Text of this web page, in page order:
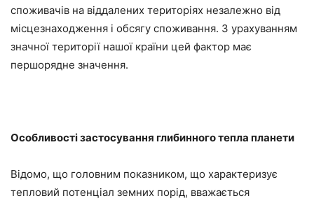
споживачів на віддалених територіях незалежно від
місцезнаходження і обсягу споживання. З урахуванням
значної території нашої країни цей фактор має
першорядне значення.
Особливості застосування глибинного тепла планети
Відомо, що головним показником, що характеризує
тепловий потенціал земних порід, вважається